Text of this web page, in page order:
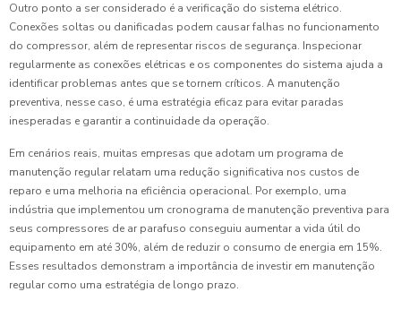
Outro ponto a ser considerado é a verificação do sistema elétrico.
Conexões soltas ou danificadas podem causar falhas no funcionamento
do compressor, além de representar riscos de segurança. Inspecionar
regularmente as conexões elétricas e os componentes do sistema ajuda a
identificar problemas antes que se tornem críticos. A manutenção
preventiva, nesse caso, é uma estratégia eficaz para evitar paradas
inesperadas e garantir a continuidade da operação.
Em cenários reais, muitas empresas que adotam um programa de
manutenção regular relatam uma redução significativa nos custos de
reparo e uma melhoria na eficiência operacional. Por exemplo, uma
indústria que implementou um cronograma de manutenção preventiva para
seus compressores de ar parafuso conseguiu aumentar a vida útil do
equipamento em até 30%, além de reduzir o consumo de energia em 15%.
Esses resultados demonstram a importância de investir em manutenção
regular como uma estratégia de longo prazo.